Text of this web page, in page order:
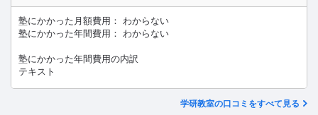
塾にかかった月額費用： わからない
塾にかかった年間費用： わからない
塾にかかった年間費用の内訳
テキスト
学研教室の口コミをすべて見る